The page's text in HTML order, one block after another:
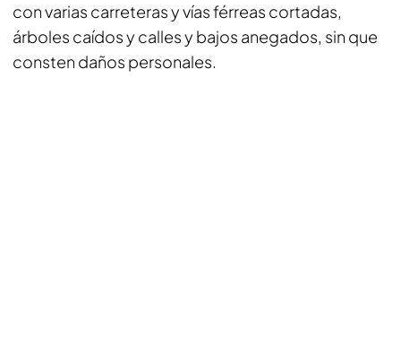
con varias carreteras y vías férreas cortadas,
árboles caídos y calles y bajos anegados, sin que
consten daños personales.